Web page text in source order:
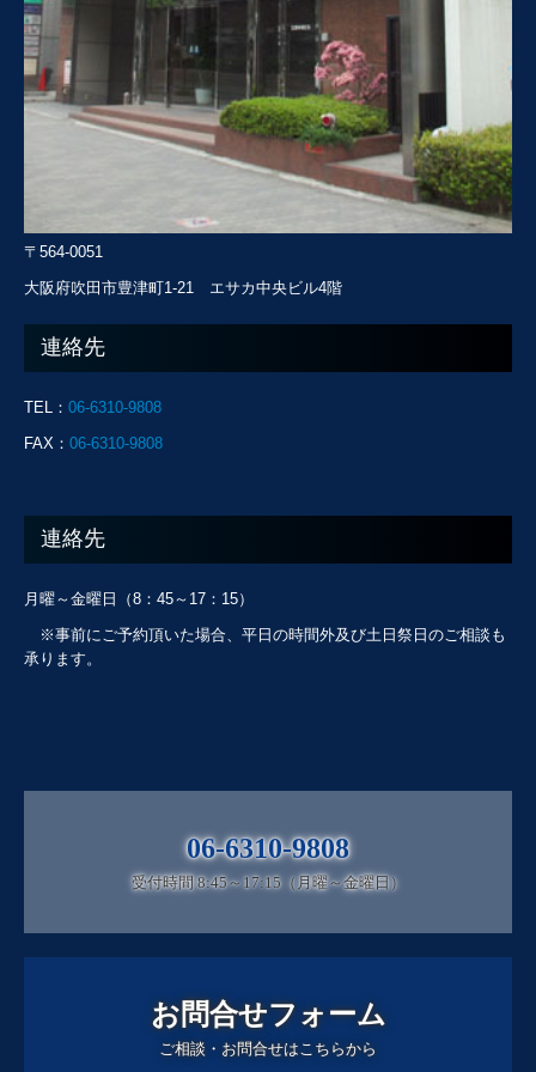
〒564-0051
大阪府吹田市豊津町1-21 エサカ中央ビル4階
連絡先
TEL： 06-6310-9808
FAX： 06-6310-9808
連絡先
月曜～金曜日（8：45～17：15）
※事前にご予約頂いた場合、平日の時間外及び土日祭日のご相談も
承ります。
06-6310-9808
受付時間 8:45～17:15（月曜～金曜日）
お問合せフォーム
ご相談・お問合せはこちらから